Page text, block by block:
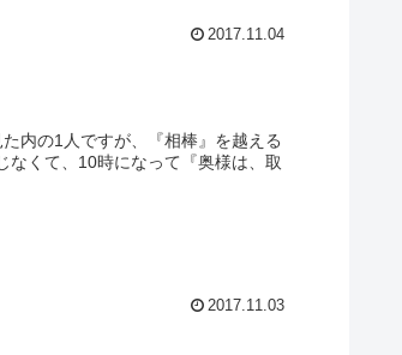
2017.11.04
内の1人ですが、『相棒』を越える
なくて、10時になって『奥様は、取
2017.11.03